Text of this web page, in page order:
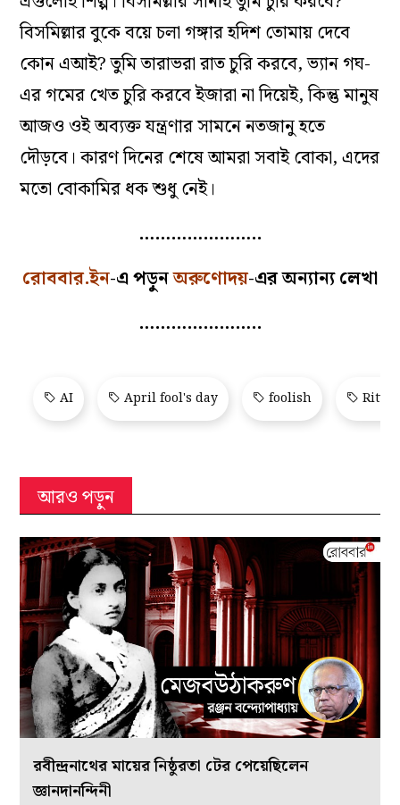
বিসমিল্লার বুকে বয়ে চলা গঙ্গার হদিশ তোমায় দেবে
কোন এআই? তুমি তারাভরা রাত চুরি করবে, ভ্যান গঘ-
এর গমের খেত চুরি করবে ইজারা না দিয়েই, কিন্তু মানুষ
আজও ওই অব্যক্ত যন্ত্রণার সামনে নতজানু হতে
দৌড়বে। কারণ দিনের শেষে আমরা সবাই বোকা, এদের
মতো বোকামির ধক শুধু নেই।
…………………..
রোববার.ইন-এ পড়ুনঅরুণোদয়-এর অন্যান্য লেখা
…………………..
AI April fool's day foolish
আরও পড়ুন
রবীন্দ্রনাথের মায়ের নিষ্ঠুরতা টের পেয়েছিলেন
জ্ঞানদানন্দিনী